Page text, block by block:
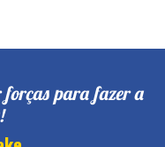
forças para fazer a